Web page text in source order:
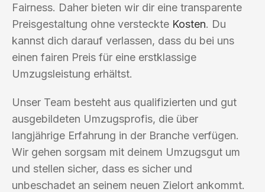
Fairness. Daher bieten wir dir eine transparente
Preisgestaltung ohne versteckte Kosten. Du
kannst dich darauf verlassen, dass du bei uns
einen fairen Preis für eine erstklassige
Umzugsleistung erhältst.
Unser Team besteht aus qualifizierten und gut
ausgebildeten Umzugsprofis, die über
langjährige Erfahrung in der Branche verfügen.
Wir gehen sorgsam mit deinem Umzugsgut um
und stellen sicher, dass es sicher und
unbeschadet an seinem neuen Zielort ankommt.